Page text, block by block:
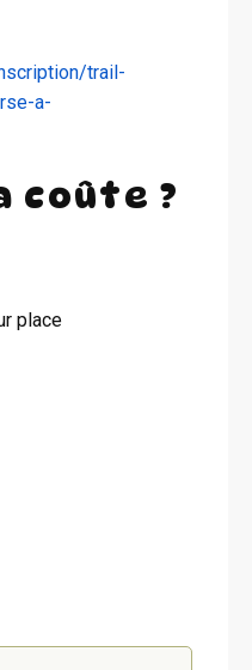
trail-
a-
coûte ?
place